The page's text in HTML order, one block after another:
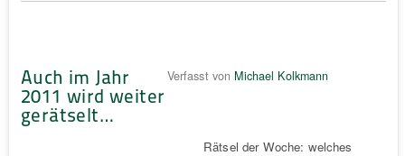
Auch im Jahr
2011 wird weiter
gerätselt…
Verfasst von Michael Kolkmann
Rätsel der Woche: welches